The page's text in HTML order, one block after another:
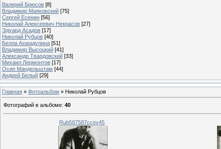
Валерий Брюсов [8]
Владимир Маяковский [75]
Сергей Есенин [56]
Николай Алексеевич Некрасов [27]
Эдуард Асадов [17]
Николай Рубцов [40]
Белла Ахмадулина [51]
Владимир Высоцкий [41]
Александр Твардовский [33]
Михаил Лермонтов [17]
Осип Мандельштам [44]
Андрей Белый [29]
Главная » Фотоальбом » Николай Рубцов
Фотографий в альбоме: 40
Rub587587ccov45